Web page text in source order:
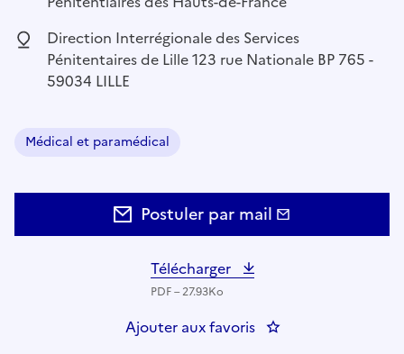
Localisation :
Direction Interrégionale des Services
Pénitentaires de Lille 123 rue Nationale BP 765 -
59034 LILLE
Domaine :
Médical et paramédical
Postuler par mail
Télécharger
PDF – 27.93Ko
Ajouter aux favoris : Psychologue